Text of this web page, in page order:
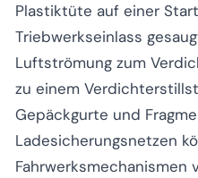
Plastiktüte auf einer
Triebwerkseinlass
Luftströmung zum
zu einem
Gepäckgurte und
Ladesicherungsnetzen
Fahrwerksmechanismen